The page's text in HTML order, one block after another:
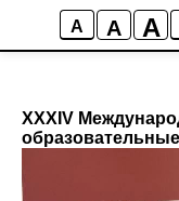
A A A
Новости гимназии
XXXIV